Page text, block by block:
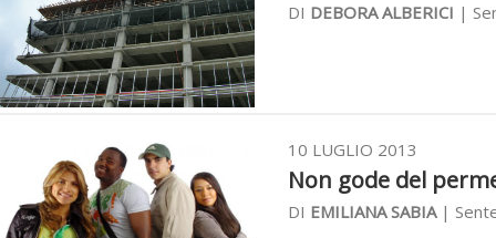
DI DEBORA ALBERICI |
10 LUGLIO 2013
Non gode del
DI EMILIANA SABIA|